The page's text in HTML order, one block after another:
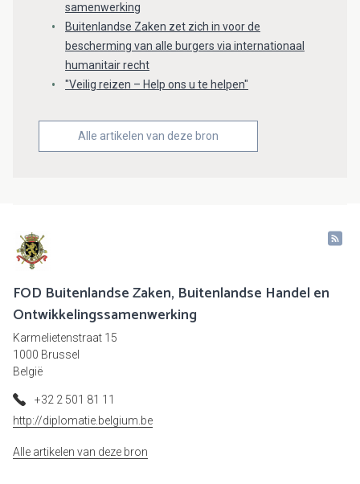
samenwerking
Buitenlandse Zaken zet zich in voor de
bescherming van alle burgers via internationaal
humanitair recht
"Veilig reizen – Help ons u te helpen"
Alle artikelen van deze bron
FOD Buitenlandse Zaken, Buitenlandse Handel en
Ontwikkelingssamenwerking
Karmelietenstraat 15
1000 Brussel
België
+32 2 501 81 11
http://diplomatie.belgium.be
Alle artikelen van deze bron